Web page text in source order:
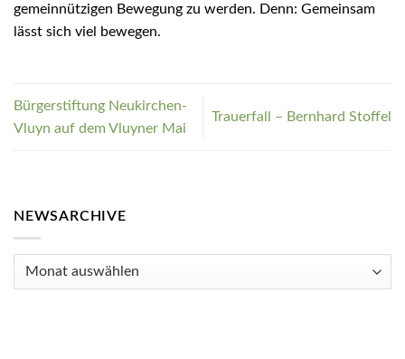
gemeinnützigen Bewegung zu werden. Denn: Gemeinsam
lässt sich viel bewegen.
Bürgerstiftung Neukirchen-
Vluyn auf dem Vluyner Mai
Trauerfall – Bernhard Stoffel
NEWSARCHIVE
Newsarchive